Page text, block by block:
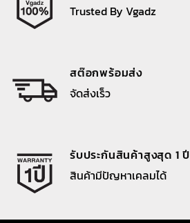
Trusted By Vgadz
สต๊อกพร้อมส่ง
จัดส่งเร็ว
รับประกันสินค้าสูงสุด 1 ปี
สินค้ามีปัญหาเคลมได้